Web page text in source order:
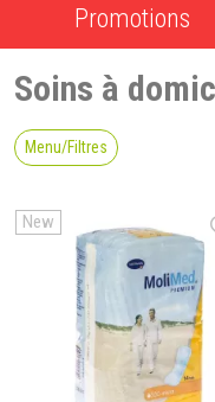
Promotions
Soins à
Menu/Filtres
New